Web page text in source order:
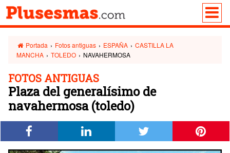
Portada › Fotos antiguas › ESPAÑA › CASTILLA LA
MANCHA › TOLEDO › NAVAHERMOSA
FOTOS ANTIGUAS
Plaza del generalísimo de
navahermosa (toledo)